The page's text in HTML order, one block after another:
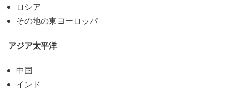
ロシア
その地の東ヨーロッパ
アジア太平洋
中国
インド